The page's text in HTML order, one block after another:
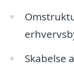
Skabelse